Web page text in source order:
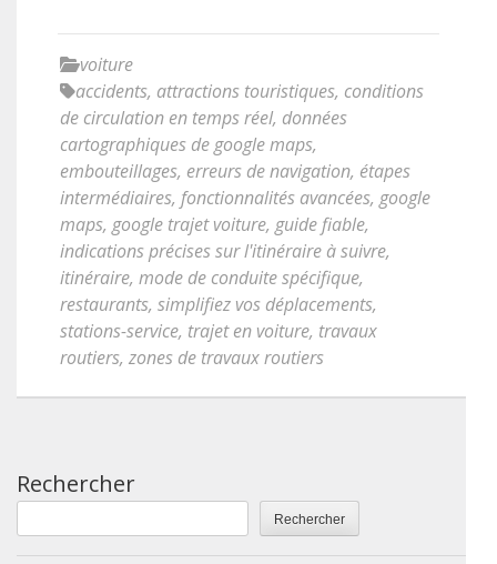
voiture
accidents, attractions touristiques, conditions
de circulation en temps réel, données
cartographiques de google maps,
embouteillages, erreurs de navigation, étapes
intermédiaires, fonctionnalités avancées, google
maps, google trajet voiture, guide fiable,
indications précises sur l'itinéraire à suivre,
itinéraire, mode de conduite spécifique,
restaurants, simplifiez vos déplacements,
stations-service, trajet en voiture, travaux
routiers, zones de travaux routiers
Rechercher
Rechercher